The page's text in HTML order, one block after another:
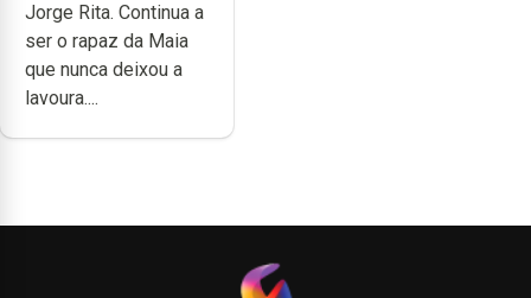
dedicação, gosto e
muita paixão”
Jorge Rita. Continua a
ser o rapaz da Maia
que nunca deixou a
lavoura....